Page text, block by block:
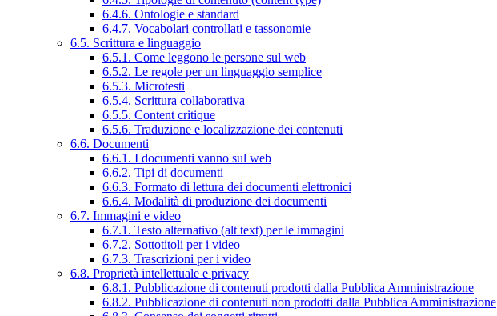
6.4.6. Ontologie e standard
6.4.7. Vocabolari controllati e tassonomie
6.5. Scrittura e linguaggio
6.5.1. Come leggono le persone sul web
6.5.2. Le regole per un linguaggio semplice
6.5.3. Microtesti
6.5.4. Scrittura collaborativa
6.5.5. Content critique
6.5.6. Traduzione e localizzazione dei contenuti
6.6. Documenti
6.6.1. I documenti vanno sul web
6.6.2. Tipi di documenti
6.6.3. Formato di lettura dei documenti elettronici
6.6.4. Modalità di produzione dei documenti
6.7. Immagini e video
6.7.1. Testo alternativo (alt text) per le immagini
6.7.2. Sottotitoli per i video
6.7.3. Trascrizioni per i video
6.8. Proprietà intellettuale e privacy
6.8.1. Pubblicazione di contenuti prodotti dalla Pubblica Amministrazione
6.8.2. Pubblicazione di contenuti non prodotti dalla Pubblica Amministrazione